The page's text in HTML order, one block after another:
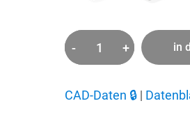
-
Fan
Menge
+ in
CAD-Daten 🔒 |